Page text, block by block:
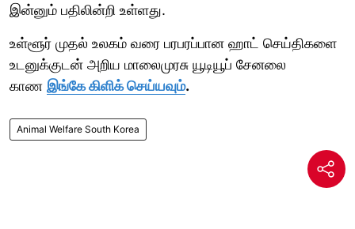
இன்னும் பதிலின்றி உள்ளது.
உள்ளூர் முதல் உலகம் வரை பரபரப்பான ஹாட் செய்திகளை
உடனுக்குடன் அறிய மாலைமுரசு யூடியூப் சேனலை
காண இங்கே கிளிக் செய்யவும்.
Animal Welfare South Korea